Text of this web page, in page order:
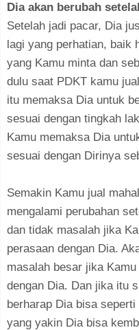
Dia akan berubah
Setelah jadi pacar, Dia
lagi yang perhatian, baik
yang Kamu minta dan
dulu saat PDKT kamu
itu memaksa Dia untuk
sesuai dengan tingkah
Kamu memaksa Dia
sesuai dengan Dirinya
Semakin Kamu jual
mengalami perubahan
dan tidak masalah jika
perasaan dengan Dia.
masalah besar jika
dengan Dia. Dan jika itu
berharap Dia bisa
yang yakin Dia bisa